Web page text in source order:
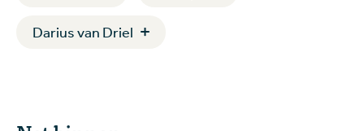
Darius van Driel